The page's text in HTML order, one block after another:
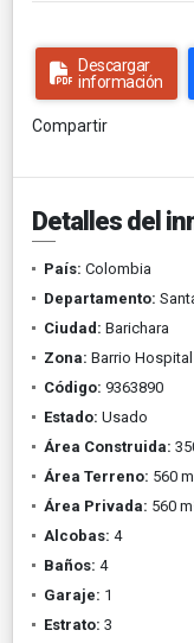
Descargar
información
Compartir
Detalles del
País: Colombia
Departamento:
Ciudad: Barichara
Zona: Barrio Hospital
Código: 9363890
Estado: Usado
Área Construida:
Área Terreno: 560
Área Privada: 560
Alcobas: 4
Baños: 4
Garaje: 1
Estrato: 3